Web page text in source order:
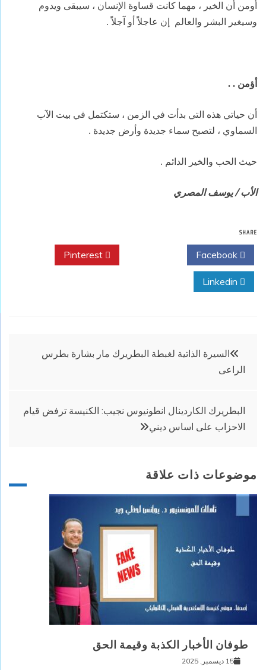
أومن أن الخير ، مهما كانت قساوة الإنسان ، سيبقى ويدوم
وسيغير البشر والعالم
إن عاجلاً أو آجلاً .
أؤمن . .
أن حياتي هذه التي بدأت في الزمن ، ستكتمل في بيت الآب
السماوي ، لتصبح سماء جديدة وأرض جديدة .
حيث الحب والخير الدائم .
الأب / يوسف المصري
SHARE
تصفّح
المقالات
السيرة الذاتية لغبطة البطريرك مار بشارة بطرس
الراعى
البطريرك الكاردينال انطونيوس نجيب: الكنيسة ترفض قيام
الاحزاب على اساس ديني
موضوعات ذات علاقة
طوفان الأخبار الكذبة وقيمة الحق
15 ديسمبر, 2025